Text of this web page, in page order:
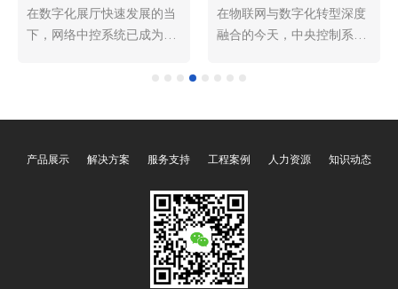
在数字化展厅快速发展的当
下，网络中控系统已成为展
日常运营的全流程。这两项
动，将分散的声、光、电设
决了传统展厅设备操作繁
琐、效率低下的痛点，既保
障了展示效果的统一性，又
降低了运营管理成本，成为
在物联网与数字化转型深度
融合的今天，中央控制系统
场景智能联动的关键职责。
络、智能四大类型的中央控
技术特性与功能优势，覆盖
了从家庭、办公到工业、文
旅等全场景，成为推动智能
化升级的核心支撑。四大主
产品展示 解决方案 服务支持 工程案例 人力资源 知识动态